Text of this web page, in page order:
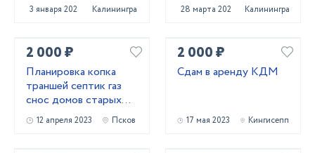
3 января 2025 Калининград 28 марта 2024 Калининград
2 000 ₽
Планировка копка
траншей септик газ
снос домов старых
зданий
12 апреля 2023 Псков
2 000 ₽
Сдам в аренду КДМ
17 мая 2023 Кингисепп